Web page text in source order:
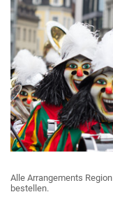
Alle Arrangements
bestellen.